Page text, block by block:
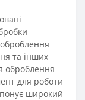
та інших
оброблення
для роботи
широкий